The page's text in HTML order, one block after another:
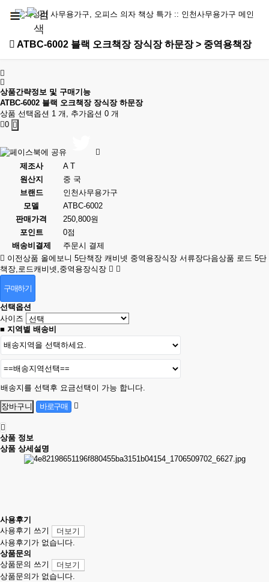
ATBC-6002 블랙 오크책장 장식장 하문장 > 중역용책장
상품간략정보 및 구매기능
ATBC-6002 블랙 오크책장 장식장 하문장
상품 선택옵션 1 개, 추가옵션 0 개
0
제조사
A T
원산지
중 국
브랜드
인천사무용가구
모델
ATBC-6002
판매가격
250,800원
포인트
0점
배송비결제
주문시 결제
이전상품 올에보니 5단책장 캐비넷 중역용장식장 서류장다음상품 로드 5단
책장,로드캐비넷,중역용장식장
구매하기
선택옵션
사이즈
■ 지역별 배송비
배송지를 선택후 요금선택이 가능 합니다.
상품 정보
상품 상세설명
사용후기
사용후기 쓰기
더보기
사용후기가 없습니다.
상품문의
상품문의 쓰기
더보기
상품문의가 없습니다.